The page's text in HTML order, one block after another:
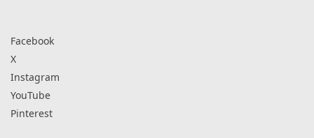
Facebook
X
Instagram
YouTube
Pinterest